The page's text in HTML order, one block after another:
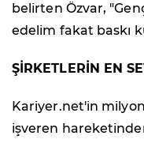
belirten Özvar,
edelim fakat baskı
ŞİRKETLERİN EN
Kariyer.net'in
işveren